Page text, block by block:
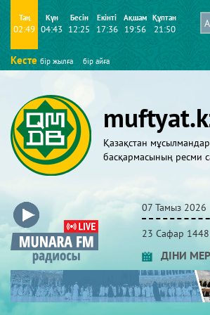
Таң
02:49
Күн
04:43
Бесін
12:25
Екінті
17:36
Ақшам
19:56
Құптан
21:50
Кесте бір жылға бір айға
Қазақстан
басқармасының ресми
07 Тамыз 2026
23 Сафар 1448
ДІНИ